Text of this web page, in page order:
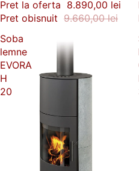
Pret la oferta 8.890,00 lei
Pret obisnuit 9.660,00 lei
Soba
lemne
EVORA
H
20